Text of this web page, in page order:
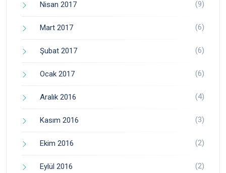
Nisan 2017 (9)
Mart 2017 (6)
Şubat 2017 (6)
Ocak 2017 (6)
Aralık 2016 (4)
Kasım 2016 (3)
Ekim 2016 (2)
Eylül 2016 (2)